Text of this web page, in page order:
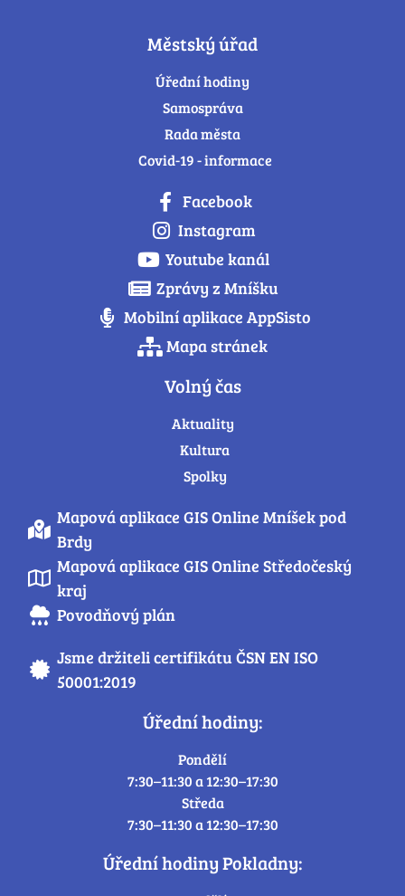
Městský úřad
Úřední hodiny
Samospráva
Rada města
Covid-19 - informace
Facebook
Instagram
Youtube kanál
Zprávy z Mníšku
Mobilní aplikace AppSisto
Mapa stránek
Volný čas
Aktuality
Kultura
Spolky
Mapová aplikace GIS Online Mníšek pod
Brdy
Mapová aplikace GIS Online Středočeský
kraj
Povodňový plán
Jsme držiteli certifikátu ČSN EN ISO
50001:2019
Úřední hodiny:
Pondělí
7:30–11:30 a 12:30–17:30
Středa
7:30–11:30 a 12:30–17:30
Úřední hodiny Pokladny: